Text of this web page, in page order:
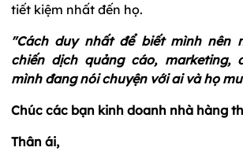
tiết kiệm nhất đến họ.
"Cách duy nhất để biết mình nên
chiến dịch quảng cáo, marketing,
mình đang nói chuyện với ai và họ
Chúc các bạn kinh doanh nhà hàng
Thân ái,